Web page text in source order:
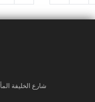
شارع الخليفة